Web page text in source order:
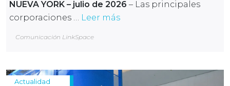
NUEVA YORK – julio de 2026 – Las principales
corporaciones … Leer más
Comunicación LinkSpace
Actualidad